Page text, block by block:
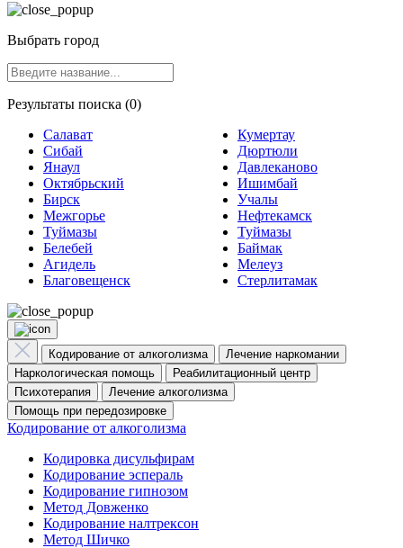
Выбрать город
Результаты поиска (0)
Салават
Кумертау
Сибай
Дюртюли
Янаул
Давлеканово
Октябрьский
Ишимбай
Бирск
Учалы
Межгорье
Нефтекамск
Туймазы
Туймазы
Белебей
Баймак
Агидель
Мелеуз
Благовещенск
Стерлитамак
Кодирование от алкоголизма
Лечение наркомании
Наркологическая помощь
Реабилитационный центр
Психотерапия
Лечение алкоголизма
Помощь при передозировке
Кодирование от алкоголизма
Кодировка дисульфирам
Кодирование эспераль
Кодирование гипнозом
Метод Довженко
Кодирование налтрексон
Метод Шичко